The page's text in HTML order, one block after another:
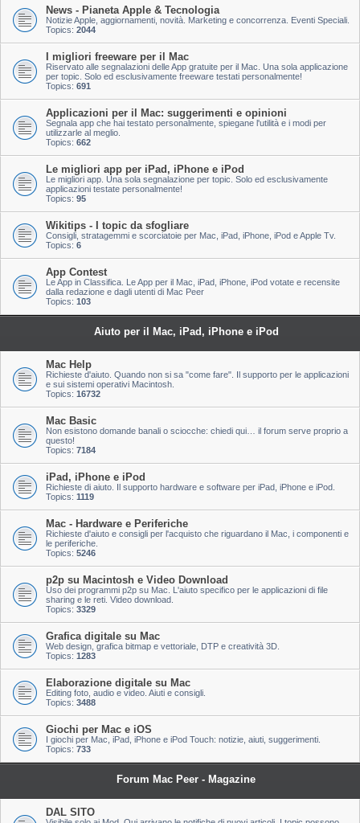
News - Pianeta Apple & Tecnologia
Notizie Apple, aggiornamenti, novità. Marketing e concorrenza. Eventi Speciali.
Topics: 2044
I migliori freeware per il Mac
Riservato alle segnalazioni delle App gratuite per il Mac. Una sola applicazione
per topic. Solo ed esclusivamente freeware testati personalmente!
Topics: 691
Applicazioni per il Mac: suggerimenti e opinioni
Segnala app che hai testato personalmente, spiegane l'utilità e i modi per
utilizzarle al meglio.
Topics: 662
Le migliori app per iPad, iPhone e iPod
Le migliori app. Una sola segnalazione per topic. Solo ed esclusivamente
applicazioni testate personalmente!
Topics: 95
Wikitips - I topic da sfogliare
Consigli, stratagemmi e scorciatoie per Mac, iPad, iPhone, iPod e Apple Tv.
Topics: 6
App Contest
Le App in Classifica. Le App per il Mac, iPad, iPhone, iPod votate e recensite
dalla redazione e dagli utenti di Mac Peer
Topics: 103
Aiuto per il Mac, iPad, iPhone e iPod
Mac Help
Richieste d'aiuto. Quando non si sa "come fare". Il supporto per le applicazioni
e sui sistemi operativi Macintosh.
Topics: 16732
Mac Basic
Non esistono domande banali o sciocche: chiedi qui… il forum serve proprio a
questo!
Topics: 7184
iPad, iPhone e iPod
Richieste di aiuto. Il supporto hardware e software per iPad, iPhone e iPod.
Topics: 1119
Mac - Hardware e Periferiche
Richieste d'aiuto e consigli per l'acquisto che riguardano il Mac, i componenti e
le periferiche.
Topics: 5246
p2p su Macintosh e Video Download
Uso dei programmi p2p su Mac. L'aiuto specifico per le applicazioni di file
sharing e le reti. Video download.
Topics: 3329
Grafica digitale su Mac
Web design, grafica bitmap e vettoriale, DTP e creatività 3D.
Topics: 1283
Elaborazione digitale su Mac
Editing foto, audio e video. Aiuti e consigli.
Topics: 3488
Giochi per Mac e iOS
I giochi per Mac, iPad, iPhone e iPod Touch: notizie, aiuti, suggerimenti.
Topics: 733
Forum Mac Peer - Magazine
DAL SITO